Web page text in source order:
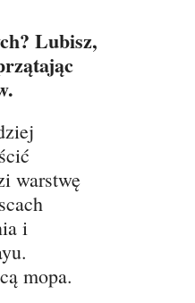
Lubisz,
warstwę
i
mopa.